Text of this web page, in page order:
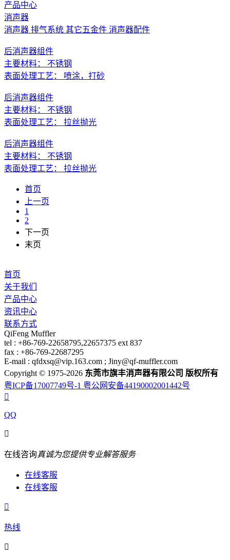
产品中心
消声器
消声器 排气系统 其它五金件 消声器配件
后消声器组件
主要材料： 不锈钢
表面处理工艺： 喷涂，打砂
后消声器组件
主要材料： 不锈钢
表面处理工艺： 拉丝抛光
后消声器组件
主要材料： 不锈钢
表面处理工艺： 拉丝抛光
首页
上一页
1
2
下一页
末页
首页
关于我们
产品中心
资讯中心
联系方式
QiFeng Muffler
tel : +86-769-22658795,22657375 ext 837
fax : +86-769-22687295
E-mail : qfdxsq@vip.163.com ; Jiny@qf-muffler.com
Copyright © 1975-2026 东莞市旗丰消声器有限公司 版权所有
粤ICP备17007749号-1 粤公网安备44190002001442号

QQ

在线咨询真诚为您提供专业解答服务
在线客服
在线客服

热线
